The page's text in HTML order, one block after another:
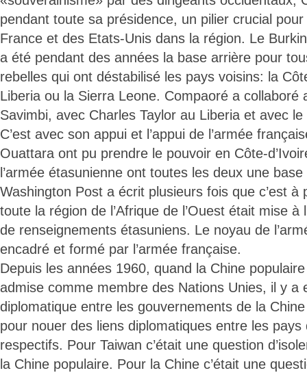
pendant toute sa présidence, un pilier crucial
France et des Etats-Unis dans la région. Le
a été pendant des années la base arrière pour
rebelles qui ont déstabilisé les pays voisins: la
Liberia ou la Sierra Leone. Compaoré a collaboré
Savimbi, avec Charles Taylor au Liberia et avec
C’est avec son appui et l’appui de l’armée
Ouattara ont pu prendre le pouvoir en Côte-
l’armée étasunienne ont toutes les deux une
Washington Post a écrit plusieurs fois que c’est à
toute la région de l’Afrique de l’Ouest était mise à
de renseignements étasuniens. Le noyau de
encadré et formé par l’armée française.
Depuis les années 1960, quand la Chine
admise comme membre des Nations Unies, il y a
diplomatique entre les gouvernements de la
pour nouer des liens diplomatiques entre les pays
respectifs. Pour Taiwan c’était une question
la Chine populaire. Pour la Chine c’était une